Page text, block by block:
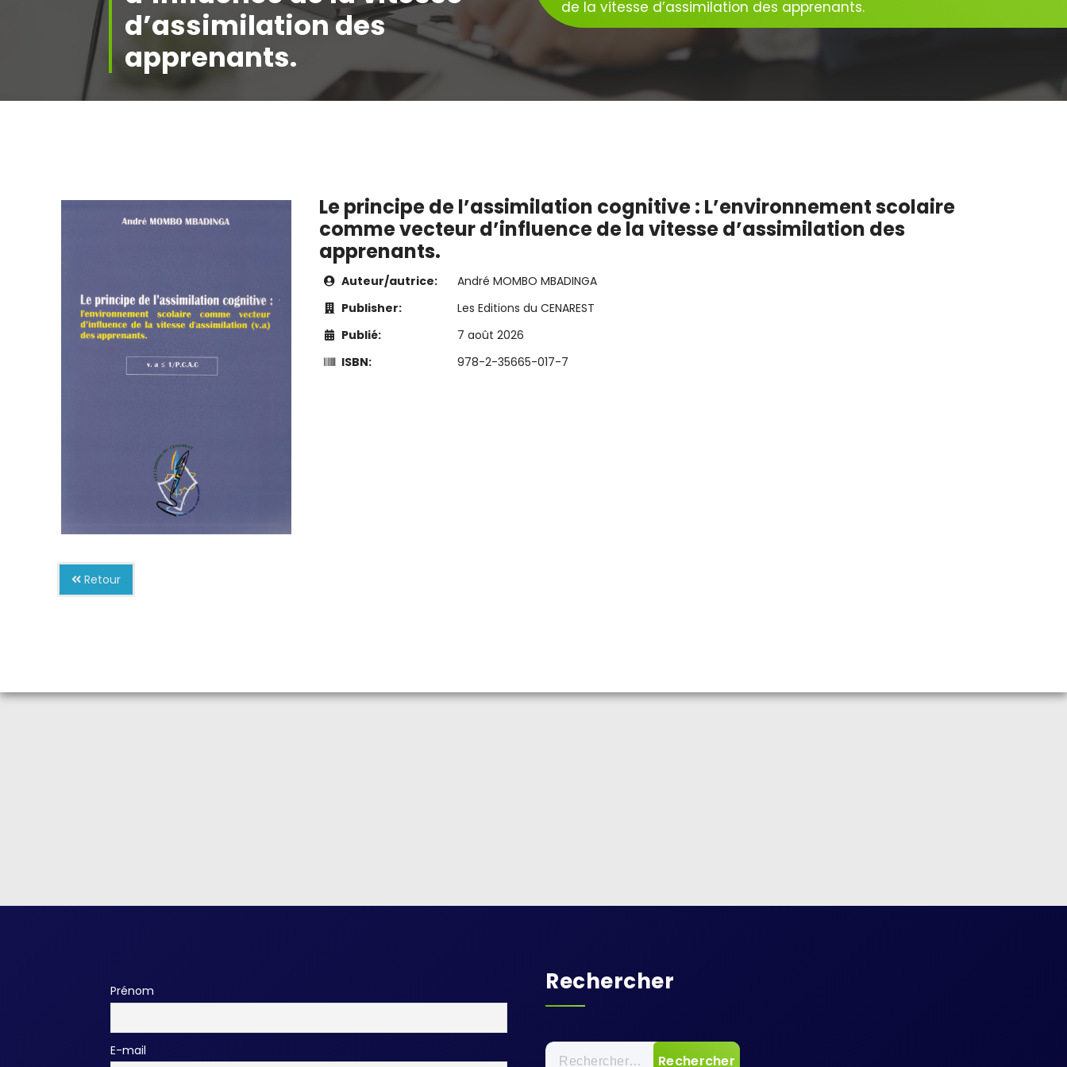
d’assimilation des
apprenants.
de la vitesse d’assimilation des apprenants.
Le principe de l’assimilation cognitive : L’environnement scolaire
comme vecteur d’influence de la vitesse d’assimilation des
apprenants.
Auteur/autrice:
André MOMBO MBADINGA
Publisher:
Les Editions du CENAREST
Publié:
7 août 2026
ISBN:
978-2-35665-017-7
Retour
Prénom
E-mail
Rechercher
Rechercher :